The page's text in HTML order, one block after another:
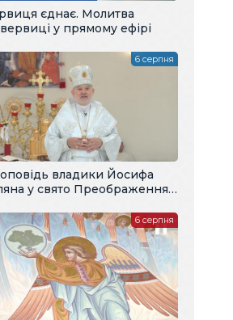
єднає. Молитва
у прямому ефірі
владики Йосифа
у свято Преображення
6 серпня
6 серпня